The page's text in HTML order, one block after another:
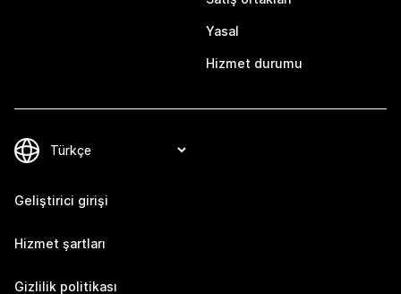
Yasal
Hizmet durumu
Geliştirici girişi
Hizmet şartları
Gizlilik politikası